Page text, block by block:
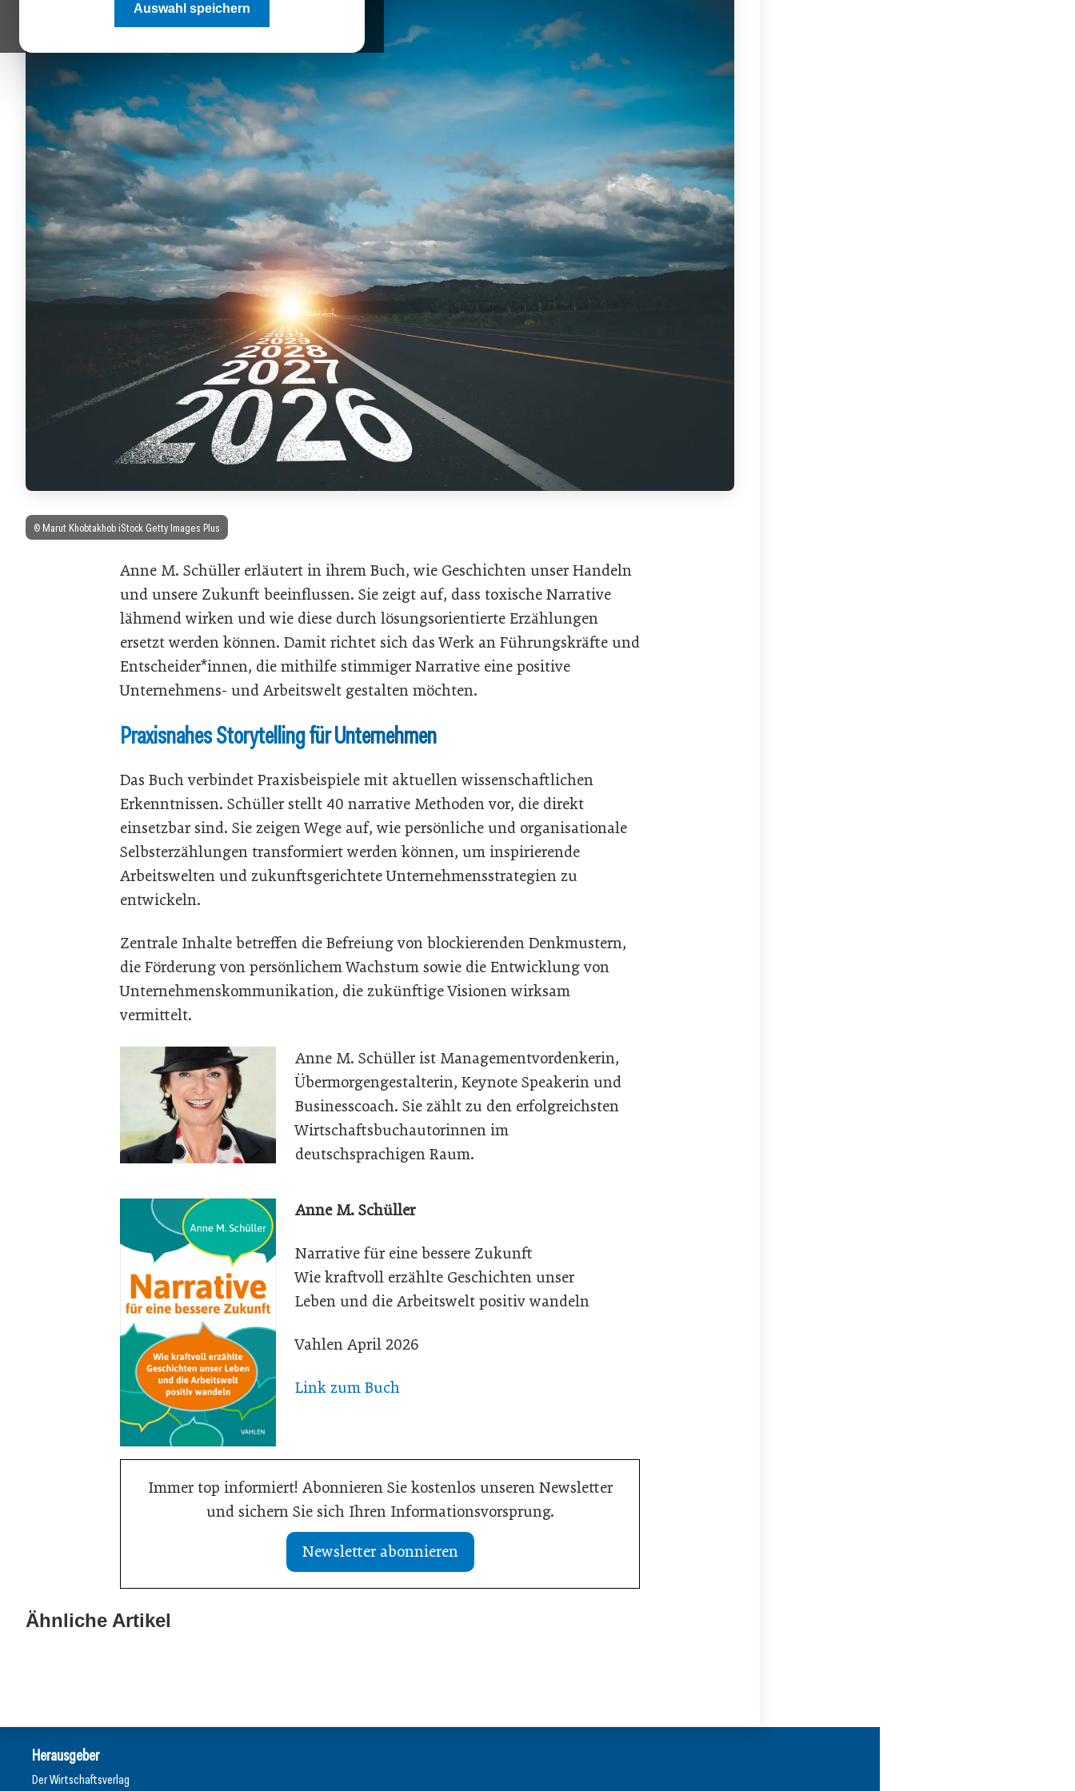
Auswahl speichern
© Marut Khobtakhob iStock Getty Images Plus
Anne M. Schüller erläutert in ihrem Buch, wie Geschichten unser Handeln
und unsere Zukunft beeinflussen. Sie zeigt auf, dass toxische Narrative
lähmend wirken und wie diese durch lösungsorientierte Erzählungen
ersetzt werden können. Damit richtet sich das Werk an Führungskräfte und
Entscheider*innen, die mithilfe stimmiger Narrative eine positive
Unternehmens- und Arbeitswelt gestalten möchten.
Praxisnahes Storytelling für Unternehmen
Das Buch verbindet Praxisbeispiele mit aktuellen wissenschaftlichen
Erkenntnissen. Schüller stellt 40 narrative Methoden vor, die direkt
einsetzbar sind. Sie zeigen Wege auf, wie persönliche und organisationale
Selbsterzählungen transformiert werden können, um inspirierende
Arbeitswelten und zukunftsgerichtete Unternehmensstrategien zu
entwickeln.
Zentrale Inhalte betreffen die Befreiung von blockierenden Denkmustern,
die Förderung von persönlichem Wachstum sowie die Entwicklung von
Unternehmenskommunikation, die zukünftige Visionen wirksam
vermittelt.
Anne M. Schüller ist Managementvordenkerin,
Übermorgengestalterin, Keynote Speakerin und
Businesscoach. Sie zählt zu den erfolgreichsten
Wirtschaftsbuchautorinnen im
deutschsprachigen Raum.
Anne M. Schüller
Narrative für eine bessere Zukunft
Wie kraftvoll erzählte Geschichten unser
Leben und die Arbeitswelt positiv wandeln
Vahlen April 2026
Link zum Buch
Immer top informiert! Abonnieren Sie kostenlos unseren Newsletter
und sichern Sie sich Ihren Informationsvorsprung.
Newsletter abonnieren
Ähnliche Artikel
Drei Viertel wünschen sich
lebensphasenorientierte
13. Juli 2026 13. Juli 2026
Herausgeber
Der Wirtschaftsverlag